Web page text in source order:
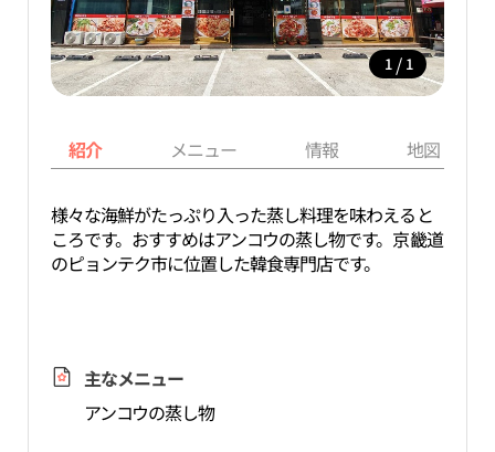
1 / 1
紹介 メニュー 情報 地図
様々な海鮮がたっぷり入った蒸し料理を味わえると
ころです。おすすめはアンコウの蒸し物です。京畿道
のピョンテク市に位置した韓食専門店です。
主なメニュー
アンコウの蒸し物